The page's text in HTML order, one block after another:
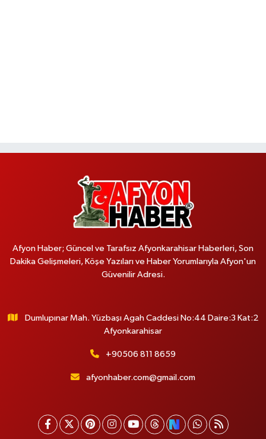
Afyon Haber; Güncel ve Tarafsız Afyonkarahisar Haberleri, Son
Dakika Gelişmeleri, Köşe Yazıları ve Haber Yorumlarıyla Afyon'un
Güvenilir Adresi.
Dumlupınar Mah. Yüzbaşı Agah Caddesi No:44 Daire:3 Kat:2
Afyonkarahisar
+90506 811 8659
afyonhaber.com@gmail.com